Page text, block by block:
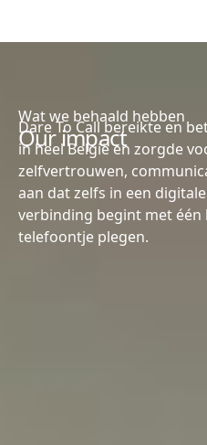
Wat we behaald hebben
Our impact
Dare To Call bereikte en
in heel België en zorgde
zelfvertrouwen,
aan dat zelfs in een
verbinding begint met één
telefoontje plegen.